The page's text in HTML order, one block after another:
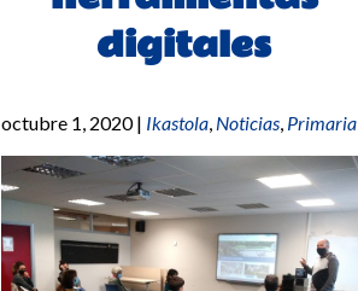
digitales
octubre 1, 2020| Ikastola Noticias Primaria